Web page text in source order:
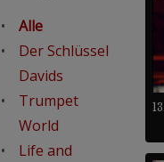
Alle
Der Schlüssel
Davids
Trumpet
World
Life and